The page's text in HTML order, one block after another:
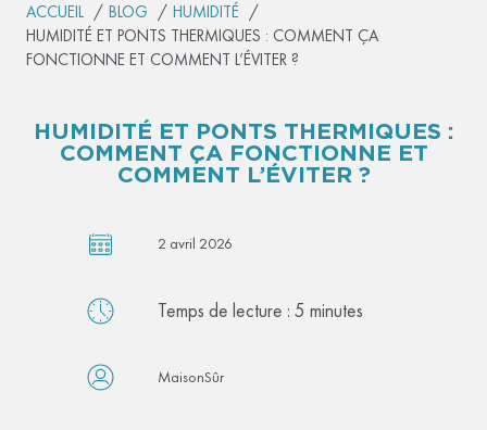
ACCUEIL BLOG
HUMIDITÉ
HUMIDITÉ ET PONTS THERMIQUES : COMMENT ÇA
FONCTIONNE ET COMMENT L’ÉVITER ?
HUMIDITÉ ET PONTS THERMIQUES :
COMMENT ÇA FONCTIONNE ET
COMMENT L’ÉVITER ?
2 avril 2026
Temps de lecture : 5 minutes
MaisonSûr